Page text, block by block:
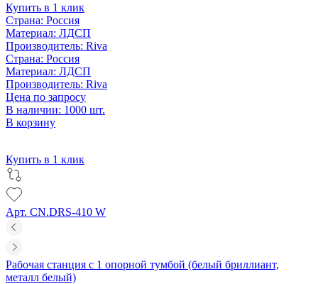
Купить в 1 клик
Страна: Россия
Материал: ЛДСП
Производитель: Riva
Страна: Россия
Материал: ЛДСП
Производитель: Riva
Цена по запросу
В наличии: 1000 шт.
В корзину
Купить в 1 клик
Арт. CN.DRS-410 W
Рабочая станция с 1 опорной тумбой (белый бриллиант,
металл белый)